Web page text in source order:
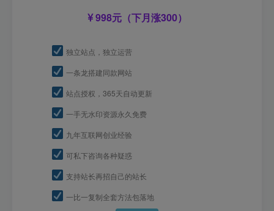
998元（下月涨300）
独立站点，独立运营
一条龙搭建同款网站
站点授权，365天自动更新
一手无水印资源永久免费
九年互联网创业经验
可私下咨询各种疑惑
支持站长再招自己的站长
一比一复制全套方法包落地